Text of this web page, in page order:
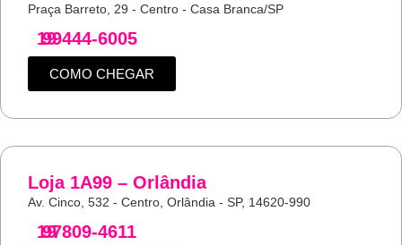
Praça Barreto, 29 - Centro - Casa Branca/SP
19
99444-6005
COMO CHEGAR
Loja 1A99 – Orlândia
Av. Cinco, 532 - Centro, Orlândia - SP, 14620-990
19
97809-4611